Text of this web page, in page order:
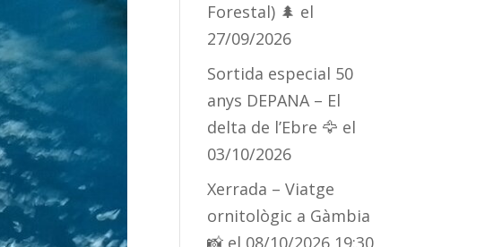
Forestal) 🌲 el
27/09/2026
Sortida especial 50
anys DEPANA – El
delta de l’Ebre 🦅 el
03/10/2026
Xerrada – Viatge
ornitològic a Gàmbia
📸 el 08/10/2026 19:30